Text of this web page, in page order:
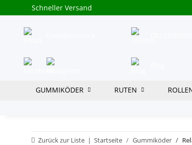
Schneller Versand
GUMMIKÖDER RUTEN
Zurück zur Liste Startseite Gummiköder